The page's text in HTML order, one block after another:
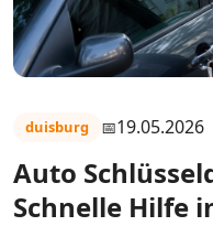
duisburg 19.05.2026
Auto
Schnelle Hilfe